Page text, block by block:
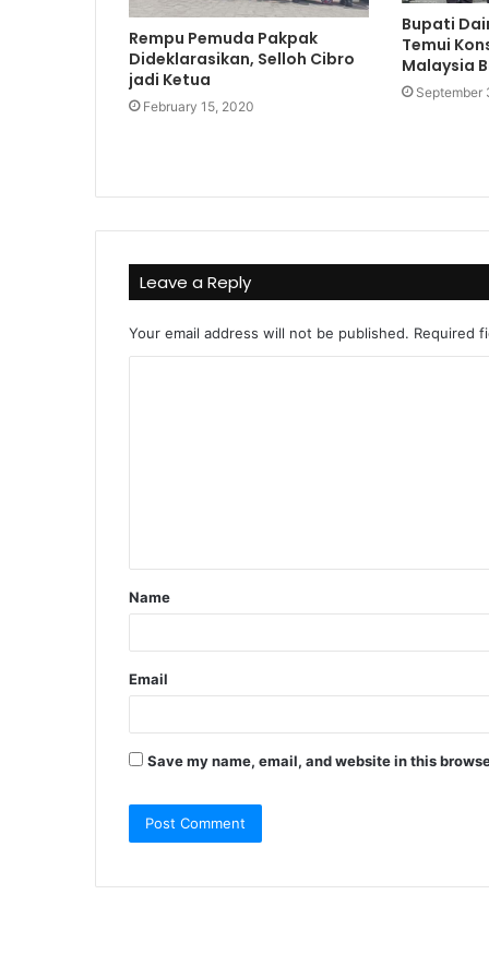
Rempu Pemuda Pakpak
Dideklarasikan, Selloh Cibro
jadi Ketua
February 15, 2020
Bupati
Temui
Malaysia
September
Leave a Reply
Your email address will not be published. Required
t
*
Name
Email
Save my name, email, and website in this